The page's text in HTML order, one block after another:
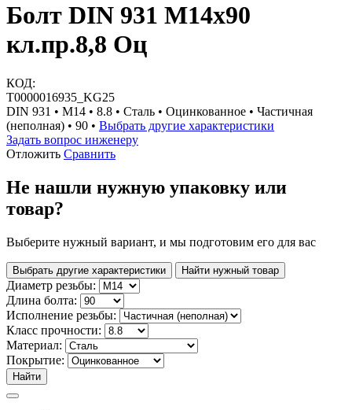
Болт DIN 931 М14х90
кл.пр.8,8 Оц
КОД:
Т0000016935_KG25
DIN 931 • М14 • 8.8 • Сталь • Оцинкованное • Частичная
(неполная) • 90 • Выбрать другие характеристики
Задать вопрос инженеру
Отложить Сравнить
Не нашли нужную упаковку или
товар?
Выберите нужный вариант, и мы подготовим его для вас
Выбрать другие характеристики Найти нужный товар
Диаметр резьбы:
Длина болта:
Исполнение резьбы:
Класс прочности:
Материал:
Покрытие:
Найти